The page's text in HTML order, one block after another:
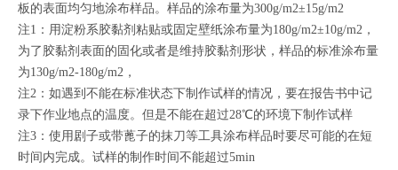
板的表面均匀地涂布样品。样品的涂布量为300g/m2±15g/m2
注1：用淀粉系胶黏剂粘贴或固定壁纸涂布量为180g/m2±10g/m2，
为了胶黏剂表面的固化或者是维持胶黏剂形状，样品的标准涂布量
为130g/m2-180g/m2，
注2：如遇到不能在标准状态下制作试样的情况，要在报告书中记
录下作业地点的温度。但是不能在超过28℃的环境下制作试样
注3：使用剧子或带蓖子的抹刀等工具涂布样品时要尽可能的在短
时间内完成。试样的制作时间不能超过5min